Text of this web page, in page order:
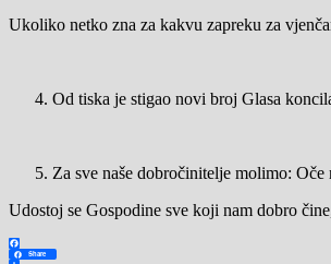
Ukoliko netko zna za kakvu zapreku za
Od tiska je stigao novi broj Glasa
Za sve naše dobročinitelje molimo:
Udostoj se Gospodine sve koji nam dobro
Facebook
Share